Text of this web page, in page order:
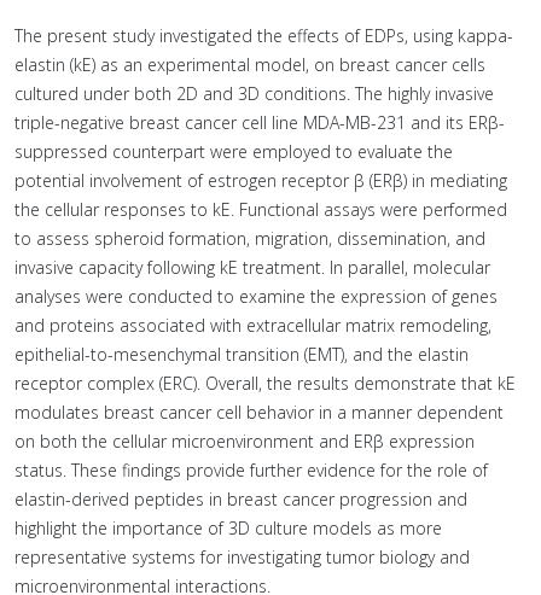
The present study investigated the effects of EDPs, using kappa-
elastin (kE) as an experimental model, on breast cancer cells
cultured under both 2D and 3D conditions. The highly invasive
triple-negative breast cancer cell line MDA-MB-231 and its ERβ-
suppressed counterpart were employed to evaluate the
potential involvement of estrogen receptor β (ERβ) in mediating
the cellular responses to kE. Functional assays were performed
to assess spheroid formation, migration, dissemination, and
invasive capacity following kE treatment. In parallel, molecular
analyses were conducted to examine the expression of genes
and proteins associated with extracellular matrix remodeling,
epithelial-to-mesenchymal transition (EMT), and the elastin
receptor complex (ERC). Overall, the results demonstrate that kE
modulates breast cancer cell behavior in a manner dependent
on both the cellular microenvironment and ERβ expression
status. These findings provide further evidence for the role of
elastin-derived peptides in breast cancer progression and
highlight the importance of 3D culture models as more
representative systems for investigating tumor biology and
microenvironmental interactions.